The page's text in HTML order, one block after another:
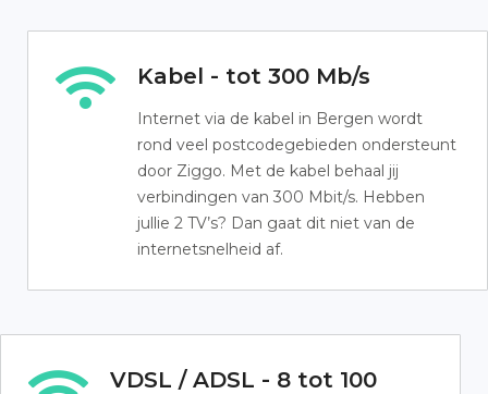
Kabel - tot 300 Mb/s
Internet via de kabel in Bergen wordt
rond veel postcodegebieden ondersteunt
door Ziggo. Met de kabel behaal jij
verbindingen van 300 Mbit/s. Hebben
jullie 2 TV’s? Dan gaat dit niet van de
internetsnelheid af.
VDSL / ADSL - 8 tot 100